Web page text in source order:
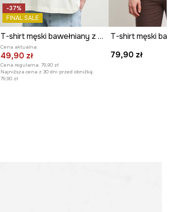
Zobacz wymiary produktu
-37%
FINAL SALE
T-shirt męski bawełniany z nadrukiem
Cena aktualna:
49,90 zł
Cena regularna: 79,90 zł
Najniższa cena z 30 dni przed obniżką:
79,90 zł
T-shirt męski
79,90 zł